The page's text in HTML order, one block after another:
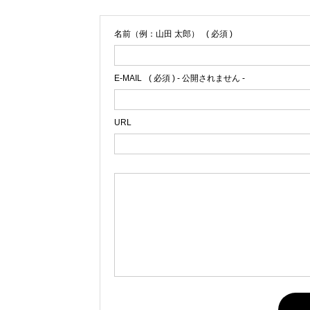
名前（例：山田 太郎） ( 必須 )
E-MAIL ( 必須 ) - 公開されません -
URL